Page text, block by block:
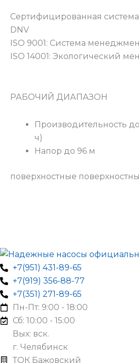
Сертифицированная
DNV
ISO 9001: Система
ISO 14001: Экологический
РАБОЧИЙ ДИАПАЗОН
Производительность
ч)
Напор до 96 м
поверхностные
+7(951) 431-89-65
+7(919) 356-88-77
+7(351) 271-89-65
Пн-Пт: 9:00 - 18:00
Сб: 10:00 - 15:00
Вых: вск.
г. Челябинск
ТОК Бажовский